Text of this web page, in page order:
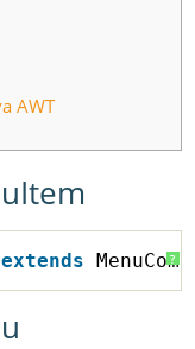
AWT
?
extends